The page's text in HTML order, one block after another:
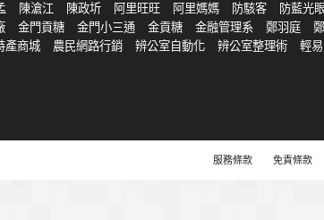
陳滄江 陳政圻 阿里旺旺 阿里媽媽 防駭客 防藍光
金門貢糖 金門小三通 金貢糖 金融管理系 鄭羽庭
產商城 農民網路行銷 辨公室自動化 辨公室整理術 輕
服務條款 免責條款